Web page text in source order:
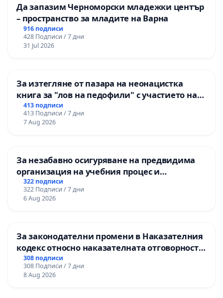
Да запазим Черноморски младежки център
– пространство за младите на Варна
916 подписи
428 Подписи / 7 дни
31 Jul 2026
За изтегляне от пазара на неонацистка
книга за "лов на педофили" с участието на
деца
413 подписи
413 Подписи / 7 дни
7 Aug 2026
За незабавно осигуряване на предвидима
организация на учебния процес и
гарантиране на правото на равнопоставено
и качествено образование на учениците от
ОУ „Княз Александър I“ и Хуманитарна
322 подписи
322 Подписи / 7 дни
6 Aug 2026
За законодателни промени в Наказателния
кодекс относно наказателната отговорност
на непълнолетните при особено тежки
умишлени престъпления
308 подписи
308 Подписи / 7 дни
8 Aug 2026